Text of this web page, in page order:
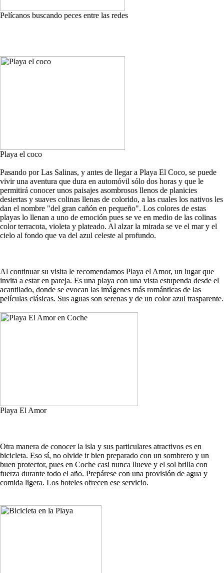
Pelícanos buscando peces entre las redes
Playa el coco
Pasando por Las Salinas, y antes de llegar a Playa El Coco, se puede
vivir una aventura que dura en automóvil sólo dos horas y que le
permitirá conocer unos paisajes asombrosos llenos de planicies
desiertas y suaves colinas llenas de colorido, a las cuales los nativos les
dan el nombre "del gran cañón en pequeño". Los colores de estas
playas lo llenan a uno de emoción pues se ve en medio de las colinas
color terracota, violeta y plateado. Al alzar la mirada se ve el mar y el
cielo al fondo que va del azul celeste al profundo.
Al continuar su visita le recomendamos Playa el Amor, un lugar que
invita a estar en pareja. Es una playa con una vista estupenda desde el
acantilado, donde se evocan las imágenes más románticas de las
películas clásicas. Sus aguas son serenas y de un color azul trasparente.
Playa El Amor
Otra manera de conocer la isla y sus particulares atractivos es en
bicicleta. Eso sí, no olvide ir bien preparado con un sombrero y un
buen protector, pues en Coche casi nunca llueve y el sol brilla con
fuerza durante todo el año. Prepárese con una provisión de agua y
comida ligera. Los hoteles ofrecen ese servicio.